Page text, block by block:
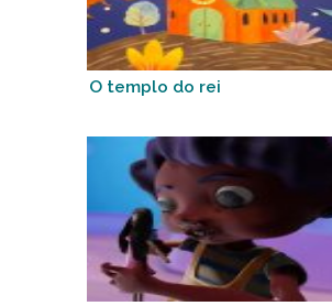
O templo do rei